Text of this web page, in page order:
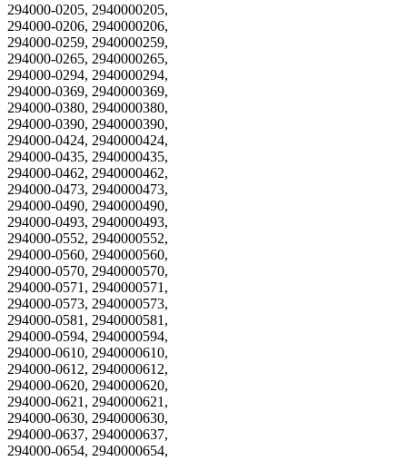
294000-0205, 2940000205,
294000-0206, 2940000206,
294000-0259, 2940000259,
294000-0265, 2940000265,
294000-0294, 2940000294,
294000-0369, 2940000369,
294000-0380, 2940000380,
294000-0390, 2940000390,
294000-0424, 2940000424,
294000-0435, 2940000435,
294000-0462, 2940000462,
294000-0473, 2940000473,
294000-0490, 2940000490,
294000-0493, 2940000493,
294000-0552, 2940000552,
294000-0560, 2940000560,
294000-0570, 2940000570,
294000-0571, 2940000571,
294000-0573, 2940000573,
294000-0581, 2940000581,
294000-0594, 2940000594,
294000-0610, 2940000610,
294000-0612, 2940000612,
294000-0620, 2940000620,
294000-0621, 2940000621,
294000-0630, 2940000630,
294000-0637, 2940000637,
294000-0654, 2940000654,